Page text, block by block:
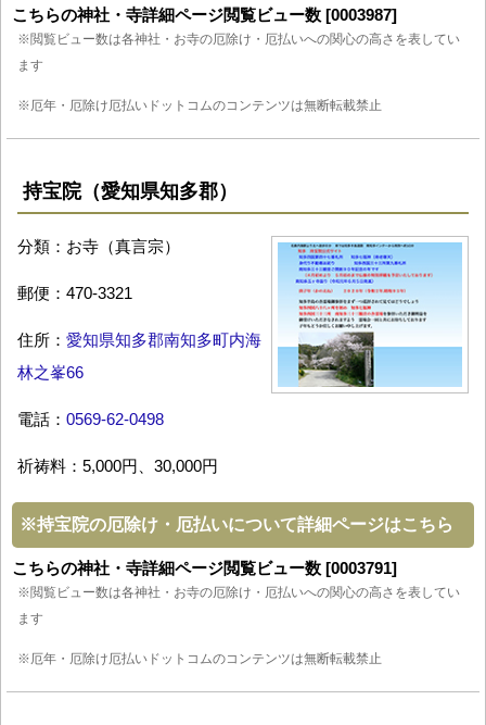
こちらの神社・寺詳細ページ閲覧ビュー数 [0003987]
※閲覧ビュー数は各神社・お寺の厄除け・厄払いへの関心の高さを表してい
ます
※厄年・厄除け厄払いドットコムのコンテンツは無断転載禁止
持宝院（愛知県知多郡）
分類：お寺（真言宗）
郵便：470-3321
住所： 愛知県知多郡南知多町内海
林之峯66
電話： 0569-62-0498
祈祷料：5,000円、30,000円
※持宝院の厄除け・厄払いについて詳細ページはこちら
こちらの神社・寺詳細ページ閲覧ビュー数 [0003791]
※閲覧ビュー数は各神社・お寺の厄除け・厄払いへの関心の高さを表してい
ます
※厄年・厄除け厄払いドットコムのコンテンツは無断転載禁止